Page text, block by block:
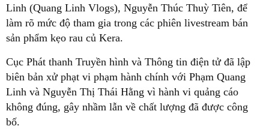
Linh (Quang Linh Vlogs), Nguyễn Thúc Thuỳ Tiên, để
làm rõ mức độ tham gia trong các phiên livestream bán
sản phẩm kẹo rau củ Kera.
Cục Phát thanh Truyền hình và Thông tin điện tử đã lập
biên bản xử phạt vi phạm hành chính với Phạm Quang
Linh và Nguyễn Thị Thái Hằng vì hành vi quảng cáo
không đúng, gây nhầm lẫn về chất lượng đã được công
bố.